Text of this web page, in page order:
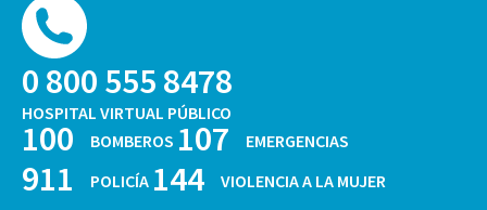
0 800 555 8478
HOSPITAL VIRTUAL PÚBLICO
100 BOMBEROS 107 EMERGENCIAS
911 POLICÍA 144 VIOLENCIA A LA MUJER